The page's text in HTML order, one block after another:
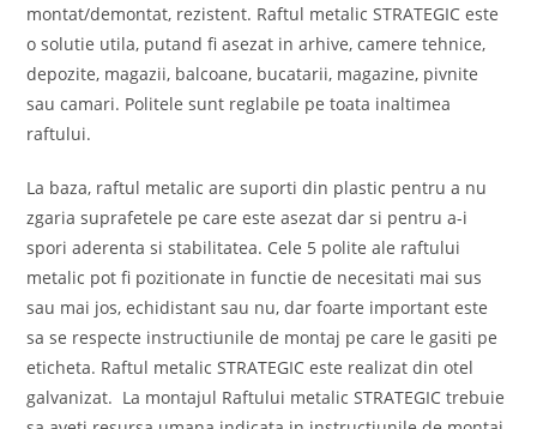
montat/demontat, rezistent. Raftul metalic STRATEGIC este
o solutie utila, putand fi asezat in arhive, camere tehnice,
depozite, magazii, balcoane, bucatarii, magazine, pivnite
sau camari. Politele sunt reglabile pe toata inaltimea
raftului.
La baza, raftul metalic are suporti din plastic pentru a nu
zgaria suprafetele pe care este asezat dar si pentru a-i
spori aderenta si stabilitatea. Cele 5 polite ale raftului
metalic pot fi pozitionate in functie de necesitati mai sus
sau mai jos, echidistant sau nu, dar foarte important este
sa se respecte instructiunile de montaj pe care le gasiti pe
eticheta. Raftul metalic STRATEGIC este realizat din otel
galvanizat. La montajul Raftului metalic STRATEGIC trebuie